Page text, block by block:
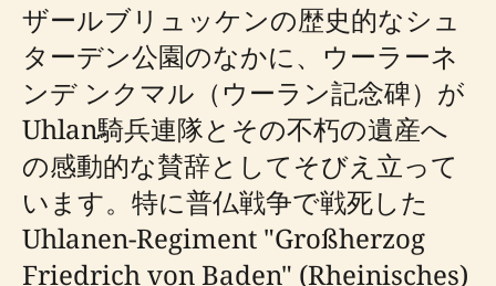
ザールブリュッケンの歴史的なシュ
ターデン公園のなかに、ウーラーネ
ンデ ンクマル（ウーラン記念碑）が
Uhlan騎兵連隊とその不朽の遺産へ
の感動的な賛辞としてそびえ立って
います。特に普仏戦争で戦死した
Uhlanen-Regiment "Großherzog
Friedrich von Baden" (Rheinisches)